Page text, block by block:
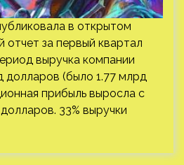
в открытом
отчет за первый квартал
выручка компании
долларов (было 1.77 млрд
прибыль выросла с
33% выручки